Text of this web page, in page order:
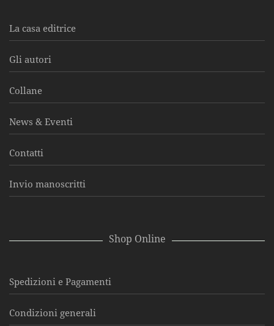
La casa editrice
Gli autori
Collane
News & Eventi
Contatti
Invio manoscritti
Shop Online
Spedizioni e Pagamenti
Condizioni generali